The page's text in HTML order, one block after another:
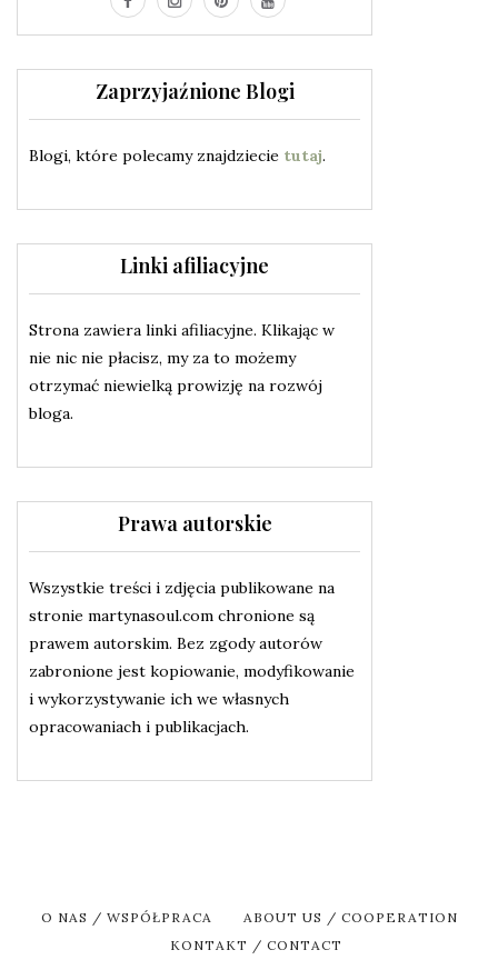
Zaprzyjaźnione Blogi
Blogi, które polecamy znajdziecie tutaj.
Linki afiliacyjne
Strona zawiera linki afiliacyjne. Klikając w
nie nic nie płacisz, my za to możemy
otrzymać niewielką prowizję na rozwój
bloga.
Prawa autorskie
Wszystkie treści i zdjęcia publikowane na
stronie martynasoul.com chronione są
prawem autorskim. Bez zgody autorów
zabronione jest kopiowanie, modyfikowanie
i wykorzystywanie ich we własnych
opracowaniach i publikacjach.
O NAS / WSPÓŁPRACA
ABOUT US / COOPERATION
KONTAKT / CONTACT